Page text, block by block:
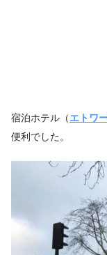
宿泊ホテル（エトワ
便利でした。